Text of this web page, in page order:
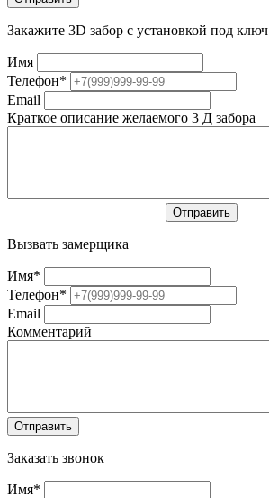
Закажите 3D забор с установкой под ключ
Имя
Телефон*
Email
Краткое описание желаемого 3 Д забора
Вызвать замерщика
Имя*
Телефон*
Email
Комментарий
Заказать звонок
Имя*